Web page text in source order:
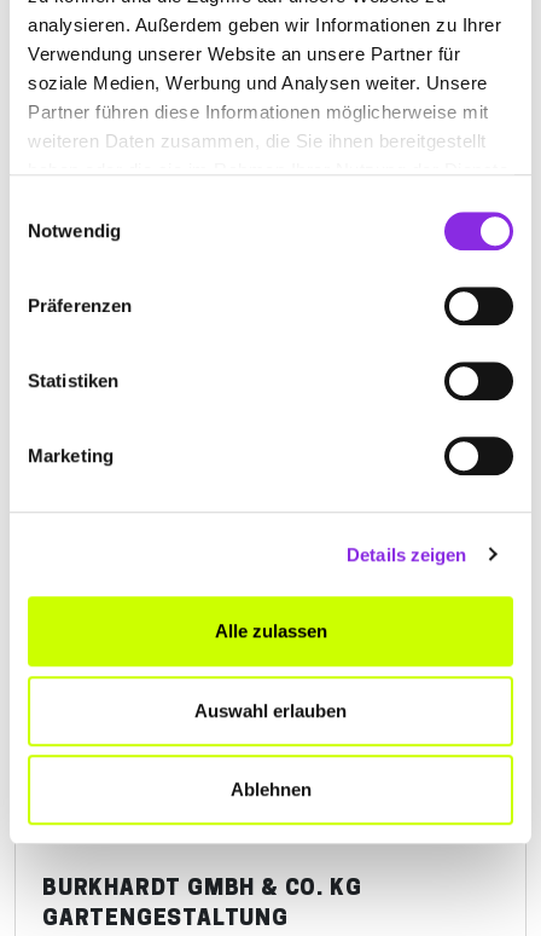
analysieren. Außerdem geben wir Informationen zu Ihrer
Verwendung unserer Website an unsere Partner für
soziale Medien, Werbung und Analysen weiter. Unsere
Partner führen diese Informationen möglicherweise mit
weiteren Daten zusammen, die Sie ihnen bereitgestellt
Notwendig
Präferenzen
Statistiken
Marketing
Details zeigen
Alle zulassen
Auswahl erlauben
Ablehnen
www.bender-raumausstattung.de
Bahnstraße 6 a
+4961714501
www.baum-braun.de
BURKHARDT GMBH & CO. KG
GARTENGESTALTUNG